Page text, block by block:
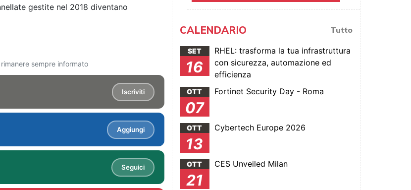
gestite nel 2018 diventano
sempre informato
Iscriviti
Aggiungi
Seguici
CALENDARIO Tutto
SET
16
RHEL: trasforma la tua infrastruttura
con sicurezza, automazione ed
efficienza
OTT
07
Fortinet Security Day - Roma
OTT
13
Cybertech Europe 2026
OTT
21
CES Unveiled Milan